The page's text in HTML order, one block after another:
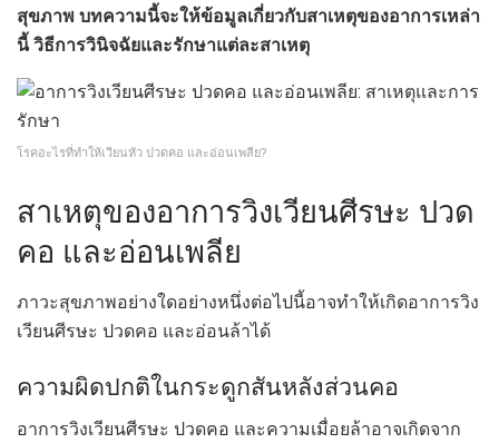
สุขภาพ บทความนี้จะให้ข้อมูลเกี่ยวกับสาเหตุของอาการเหล่า
นี้ วิธีการวินิจฉัยและรักษาแต่ละสาเหตุ
โรคอะไรที่ทำให้เวียนหัว ปวดคอ และอ่อนเพลีย?
สาเหตุของอาการวิงเวียนศีรษะ ปวด
คอ และอ่อนเพลีย
ภาวะสุขภาพอย่างใดอย่างหนึ่งต่อไปนี้อาจทำให้เกิดอาการวิง
เวียนศีรษะ ปวดคอ และอ่อนล้าได้
ความผิดปกติในกระดูกสันหลังส่วนคอ
อาการวิงเวียนศีรษะ ปวดคอ และความเมื่อยล้าอาจเกิดจาก